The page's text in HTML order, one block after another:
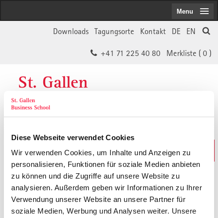
Diese Webseite verwendet Cookies
Wir verwenden Cookies, um Inhalte und Anzeigen zu
personalisieren, Funktionen für soziale Medien anbieten
zu können und die Zugriffe auf unsere Website zu
analysieren. Außerdem geben wir Informationen zu Ihrer
Verwendung unserer Website an unsere Partner für
soziale Medien, Werbung und Analysen weiter. Unsere
EN
DE
Kontakt
Tagungsorte
Downloads
Merkliste ( 0 )
+41 71 225 40 80
St. Gallen
Business School
Weiterbildungs-Suche
In 30 Sekunden das Passende finden
Menu
Der von Ihnen gesuchte Inhalt ist